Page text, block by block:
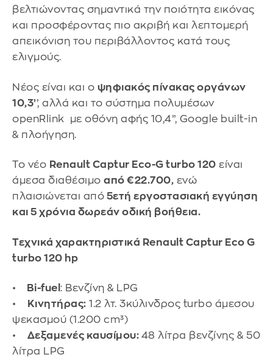
βελτιώνοντας σημαντικά την ποιότητα εικόνας
και προσφέροντας πιο ακριβή και λεπτομερή
απεικόνιση του περιβάλλοντος κατά τους
ελιγμούς.
Νέος είναι και ο ψηφιακός πίνακας οργάνων
10,3’’, αλλά και το σύστημα πολυμέσων
openRlink με οθόνη αφής 10,4’’, Google built-in
& πλοήγηση.
Το νέο Renault Captur Eco-G turbo 120 είναι
άμεσα διαθέσιμο από €22.700, ενώ
πλαισιώνεται από 5ετή εργοστασιακή εγγύηση
και 5 χρόνια δωρεάν οδική βοήθεια.
Τεχνικά χαρακτηριστικά Renault Captur Eco G
turbo 120 hp
• Bi-fuel : Βενζίνη & LPG
•
Κινητήρας: 1.2 λτ. 3κύλινδρος turbo άμεσου
ψεκασμού (1.200 cm³)
• Δεξαμενές καυσίμου: 48 λίτρα βενζίνης & 50
λίτρα LPG